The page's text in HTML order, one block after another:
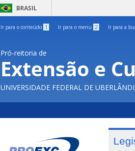
BRASIL
Ir para o conteúdo 1 Ir para o menu 2 Ir para a
Pró-reitoria de
Extensão e
UNIVERSIDADE FEDERAL DE